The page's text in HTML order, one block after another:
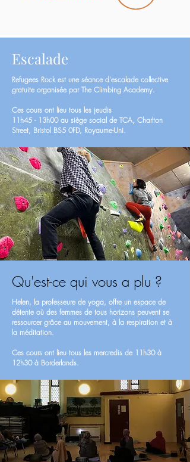
Escalade
Refugees Rock est une séance d'escalade collective
gratuite organisée par The Climbing Academy.
Ces cours ont lieu tous les jeudis
11h45 - 13h00 au siège social de TCA, Charlton
Street, Bristol BS5 0FD, Royaume-Uni.
Qu'est-ce qui vous a plu ?
Helen, la professeure de yoga, offre un espace de
détente où des femmes de tous horizons peuvent se
ressourcer grâce au mouvement, à la respiration et à
la méditation.
Ces cours ont lieu tous les mercredis de 11h30 à
12h30 à Borderlands.